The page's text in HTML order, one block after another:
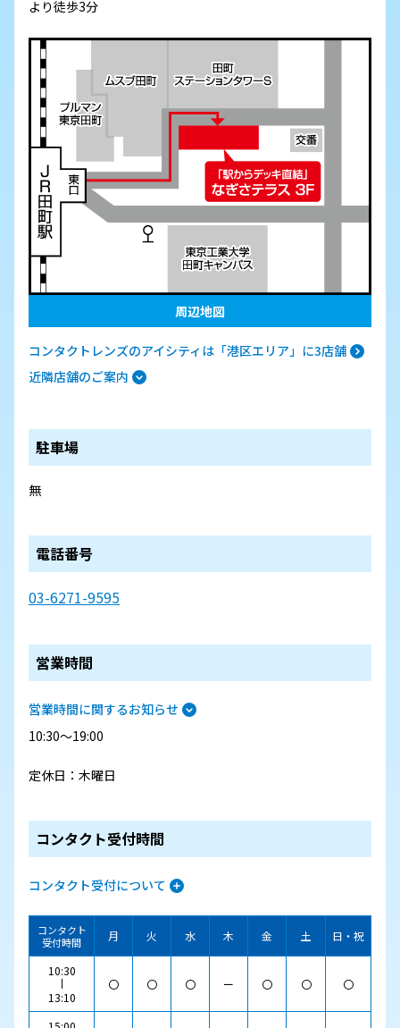
周辺地図
より徒歩3分
コンタクトレンズのアイシティは「港区エリア」に3店舗
近隣店舗のご案内
駐車場
無
電話番号
03-6271-9595
営業時間
営業時間に関するお知らせ
10:30～19:00
定休日：木曜日
コンタクト受付時間
コンタクト受付について
コンタクト
受付時間
月 火 水 木 金 土 日・祝
10:30
13:10
〇 〇 〇 ー 〇 〇 〇